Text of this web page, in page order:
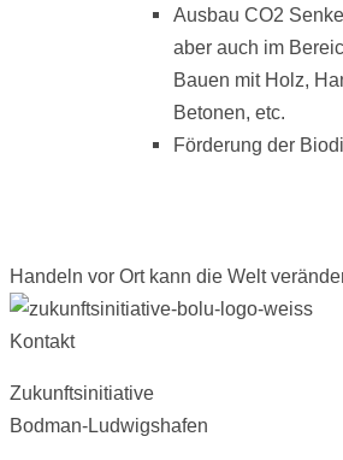
Ausbau CO2
aber auch im
Bauen mit Holz,
Betonen, etc.
Förderung der
Handeln vor Ort kann die Welt
Kontakt
Zukunftsinitiative
Bodman-Ludwigshafen